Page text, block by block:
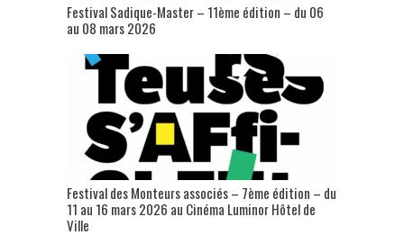
Festival Sadique-Master – 11ème édition – du 06
au 08 mars 2026
Festival des Monteurs associés – 7ème édition – du
11 au 16 mars 2026 au Cinéma Luminor Hôtel de
Ville